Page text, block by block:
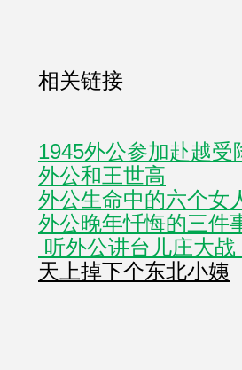
相关链接
1945外公参加赴越受
外公和王世高
外公生命中的六个女
外公晚年忏悔的三件
听外公讲台儿庄大战
天上掉下个东北小姨